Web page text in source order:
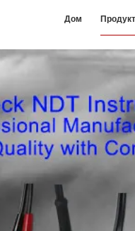
Дом